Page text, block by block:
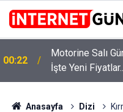
00:22
Motorine Salı
İşte Yeni Fiyatlar..
Anasayfa Dizi